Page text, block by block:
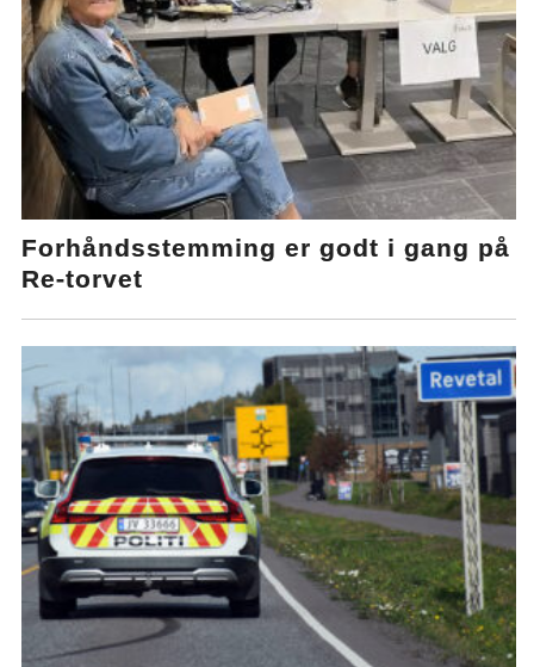
Forhåndsstemming er godt i gang på
Re-torvet